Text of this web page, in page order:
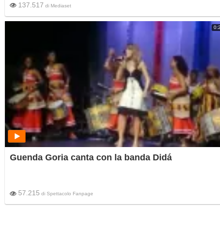
137.517 di Mediaset
Guenda Goria canta con la banda Didá
57.215 di Spettacolo Fanpage